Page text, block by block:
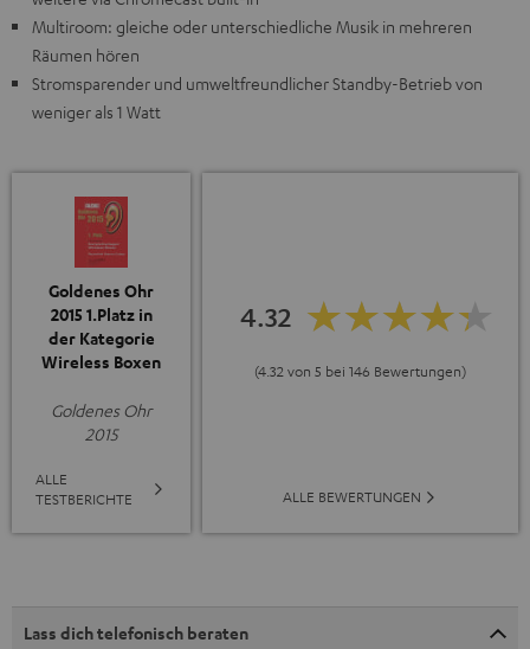
Multiroom: gleiche oder unterschiedliche Musik in mehreren
Räumen hören
Stromsparender und umweltfreundlicher Standby-Betrieb von
weniger als 1 Watt
Goldenes Ohr
2015 1.Platz in
der Kategorie
Wireless Boxen
Goldenes Ohr
2015
ALLE
TESTBERICHTE
4.32
(4.32 von 5 bei 146 Bewertungen)
ALLE BEWERTUNGEN
Lass dich telefonisch beraten